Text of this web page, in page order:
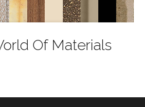
Of Materials